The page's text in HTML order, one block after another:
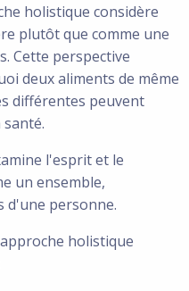
holistique considère
plutôt que comme une
Cette perspective
deux aliments de même
différentes peuvent
l'esprit et le
un ensemble,
d'une personne.
holistique